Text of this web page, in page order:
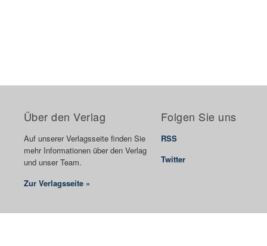
Über den Verlag
Auf unserer Verlagsseite finden Sie
mehr Informationen über den Verlag
und unser Team.
Zur Verlagsseite »
Folgen Sie uns
RSS
Twitter